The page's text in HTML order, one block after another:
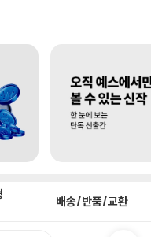
배송/반품/교환